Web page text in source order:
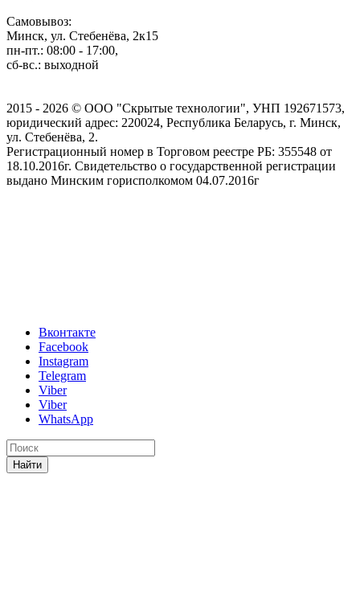
Самовывоз:
Минск, ул. Стебенёва, 2к15
пн-пт.: 08:00 - 17:00,
сб-вс.: выходной
2015 - 2026 © ООО "Скрытые технологии", УНП 192671573,
юридический адрес: 220024, Республика Беларусь, г. Минск,
ул. Стебенёва, 2.
Регистрационный номер в Торговом реестре РБ: 355548 от
18.10.2016г. Свидетельство о государственной регистрации
выдано Минским горисполкомом 04.07.2016г
Вконтакте
Facebook
Instagram
Telegram
Viber
Viber
WhatsApp
Найти